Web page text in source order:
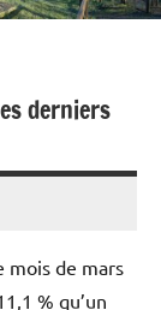
derniers
mois de mars
% qu’un